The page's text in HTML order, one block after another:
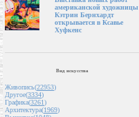
американской художницы
Кэтрин Бернхардт
открывается в Ксавье
Хуфкенс
Вид искусства
Живопись(22953)
Другое(3334)
Графика(3261)
Архитектура(1969)